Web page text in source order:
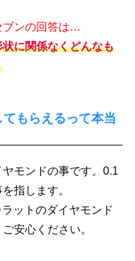
ブンの回答は…
に関係なくどんなも
もらえるって本当
モンドの事です。0.1
指します。
ットのダイヤモンド
安心ください。